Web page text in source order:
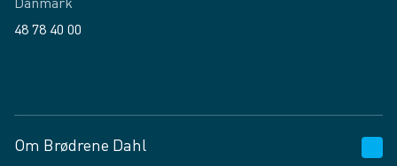
Danmark
48 78 40 00
Om Brødrene Dahl